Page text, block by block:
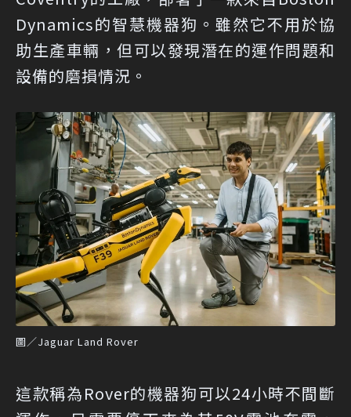
Dynamics的智慧機器狗。雖然它不用於協
助生產車輛，但可以發現潛在的運作問題和
設備的磨損情況。
圖／Jaguar Land Rover
這款稱為Rover的機器狗可以24小時不間斷